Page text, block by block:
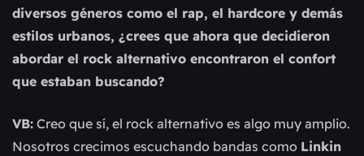
diversos géneros como el rap, el hardcore y demás
estilos urbanos, ¿crees que ahora que decidieron
abordar el rock alternativo encontraron el confort
que estaban buscando?
VB: Creo que sí, el rock alternativo es algo muy amplio.
Nosotros crecimos escuchando bandas como Linkin